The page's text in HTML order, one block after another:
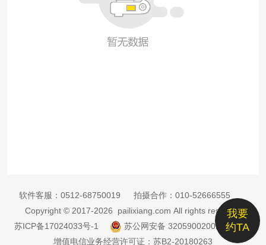
我要
约TA
软件客服： 0512-68750019 拍摄合作： 010-52666555
Copyright © 2017-2026 pailixiang.com All rights reserved
苏ICP备17024033号-1
苏公网安备 32059002002885号
增值电信业务经营许可证：苏B2-20180263